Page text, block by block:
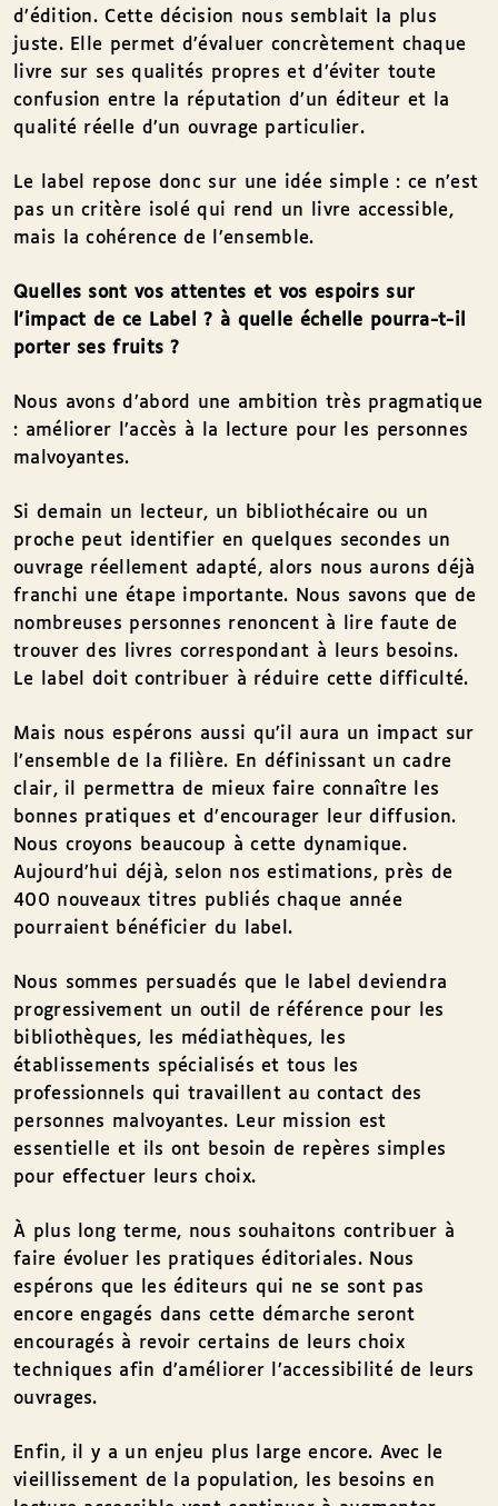
d’édition. Cette décision nous semblait la plus
juste. Elle permet d’évaluer concrètement chaque
livre sur ses qualités propres et d’éviter toute
confusion entre la réputation d’un éditeur et la
qualité réelle d’un ouvrage particulier.
Le label repose donc sur une idée simple : ce n’est
pas un critère isolé qui rend un livre accessible,
mais la cohérence de l’ensemble.
Quelles sont vos attentes et vos espoirs sur
l’impact de ce Label ? à quelle échelle pourra-t-il
porter ses fruits ?
Nous avons d’abord une ambition très pragmatique
: améliorer l’accès à la lecture pour les personnes
malvoyantes.
Si demain un lecteur, un bibliothécaire ou un
proche peut identifier en quelques secondes un
ouvrage réellement adapté, alors nous aurons déjà
franchi une étape importante. Nous savons que de
nombreuses personnes renoncent à lire faute de
trouver des livres correspondant à leurs besoins.
Le label doit contribuer à réduire cette difficulté.
Mais nous espérons aussi qu’il aura un impact sur
l’ensemble de la filière. En définissant un cadre
clair, il permettra de mieux faire connaître les
bonnes pratiques et d’encourager leur diffusion.
Nous croyons beaucoup à cette dynamique.
Aujourd’hui déjà, selon nos estimations, près de
400 nouveaux titres publiés chaque année
pourraient bénéficier du label.
Nous sommes persuadés que le label deviendra
progressivement un outil de référence pour les
bibliothèques, les médiathèques, les
établissements spécialisés et tous les
professionnels qui travaillent au contact des
personnes malvoyantes. Leur mission est
essentielle et ils ont besoin de repères simples
pour effectuer leurs choix.
À plus long terme, nous souhaitons contribuer à
faire évoluer les pratiques éditoriales. Nous
espérons que les éditeurs qui ne se sont pas
encore engagés dans cette démarche seront
encouragés à revoir certains de leurs choix
techniques afin d’améliorer l’accessibilité de leurs
ouvrages.
Enfin, il y a un enjeu plus large encore. Avec le
vieillissement de la population, les besoins en